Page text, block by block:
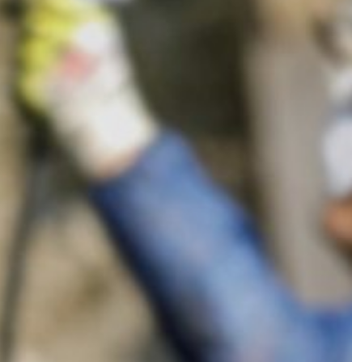
Plugin herunterladen und
wird ein Opt-Out-Cookie gesetzt,
Google:
https://support.google.c
der deutschen
901 Cherry Ave., San Bruno, CA
zu den Servern von YouTube
YouTube-Account eingeloggt
indem Sie sich aus Ihrem
Online-Angebote. Dies stellt